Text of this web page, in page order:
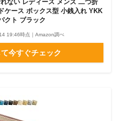
ない レディース メンズ 二つ折
ケース ボックス型 小銭入れ YKK
クト ブラック
19:46時点｜Amazon調べ
今すぐチェック